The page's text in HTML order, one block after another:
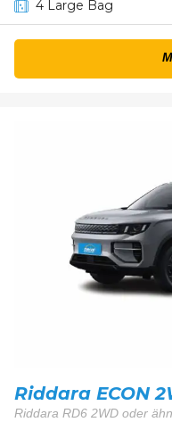
4 Large Bag
Riddara ECON
Riddara RD6 2WD oder